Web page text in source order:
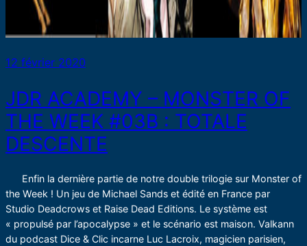
12 février 2020
JDR ACADEMY – MONSTER OF
THE WEEK #03B : TOTALE
DESCENTE
Enfin la dernière partie de notre double trilogie sur Monster of
the Week ! Un jeu de Michael Sands et édité en France par
Studio Deadcrows et Raise Dead Editions. Le système est
« propulsé par l’apocalypse » et le scénario est maison. Valkann
du podcast Dice & Clic incarne Luc Lacroix, magicien parisien,